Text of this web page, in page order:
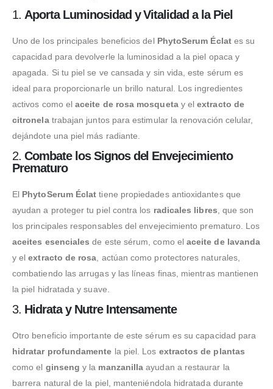
1. Aporta Luminosidad y Vitalidad a la Piel
Uno de los principales beneficios del PhytoSerum Éclates su
capacidad para devolverle la luminosidad a la piel opaca y
apagada. Si tu piel se ve cansada y sin vida, este sérum es
ideal para proporcionarle un brillo natural. Los ingredientes
activos como elaceite de rosa mosquetay elextracto de
citronelatrabajan juntos para estimular la renovación celular,
dejándote una piel más radiante.
2. Combate los Signos del Envejecimiento
Prematuro
El PhytoSerum Éclat tiene propiedades antioxidantes que
ayudan a proteger tu piel contra los radicales libres, que son
los principales responsables del envejecimiento prematuro. Los
aceites esenciales de este sérum, como el aceite de lavanda
y elextracto de rosa, actúan como protectores naturales,
combatiendo las arrugas y las líneas finas, mientras mantienen
la piel hidratada y suave.
3. Hidrata y Nutre Intensamente
Otro beneficio importante de este sérum es su capacidad para
hidratar profundamente la piel. Los extractos de plantas
como el ginseng y la manzanilla ayudan a restaurar la
barrera natural de la piel, manteniéndola hidratada durante